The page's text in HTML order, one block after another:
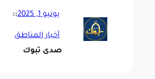
يونيو 1, 2025 ::
أخبار المناطق
صدى تبوك